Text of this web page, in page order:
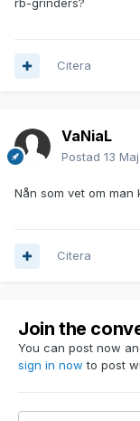
rb-grinders?
Citera
VaNiaL
Postad 13
Nån som vet om man
Citera
Join the
You can post now
sign in now to post